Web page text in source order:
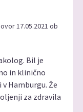
17.05.2021 ob
Bil je
in klinično
Hamburgu. Že
za zdravila